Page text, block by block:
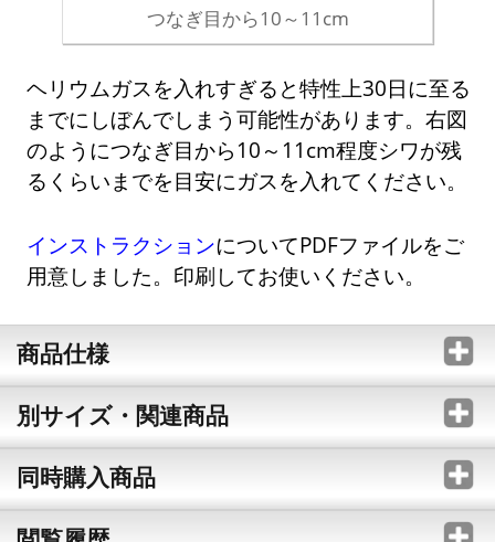
つなぎ目から10～11cm
ヘリウムガスを入れすぎると特性上30日に至る
までにしぼんでしまう可能性があります。右図
のようにつなぎ目から10～11cm程度シワが残
るくらいまでを目安にガスを入れてください。
インストラクションについてPDFファイルをご
用意しました。印刷してお使いください。
商品仕様
別サイズ・関連商品
同時購入商品